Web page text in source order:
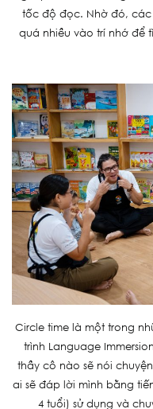
tốc độ đọc. Nhờ đó, các
quá nhiều vào trí nhớ để
Circle time là một trong
trình Language
thầy cô nào sẽ nói
ai sẽ đáp lời mình bằng
4 tuổi) sử dụng và